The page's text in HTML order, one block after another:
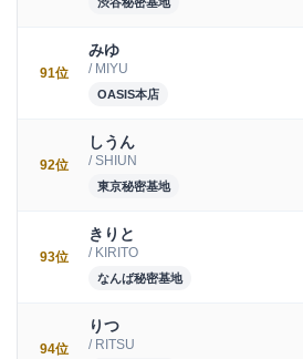
91位
みゆ
/ MIYU
OASIS本店
92位
しうん
/ SHIUN
東京秘密基地
93位
きりと
/ KIRITO
なんば秘密基地
94位
りつ
/ RITSU